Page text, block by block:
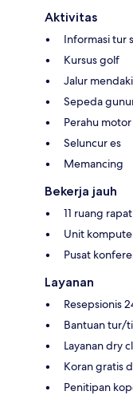
Aktivitas
Informasi tur
Kursus golf
Jalur
Sepeda
Perahu motor
Seluncur es
Memancing
Bekerja jauh
11 ruang rapat
Unit
Pusat
Layanan
Resepsionis
Bantuan tur/
Layanan dry
Koran gratis
Penitipan